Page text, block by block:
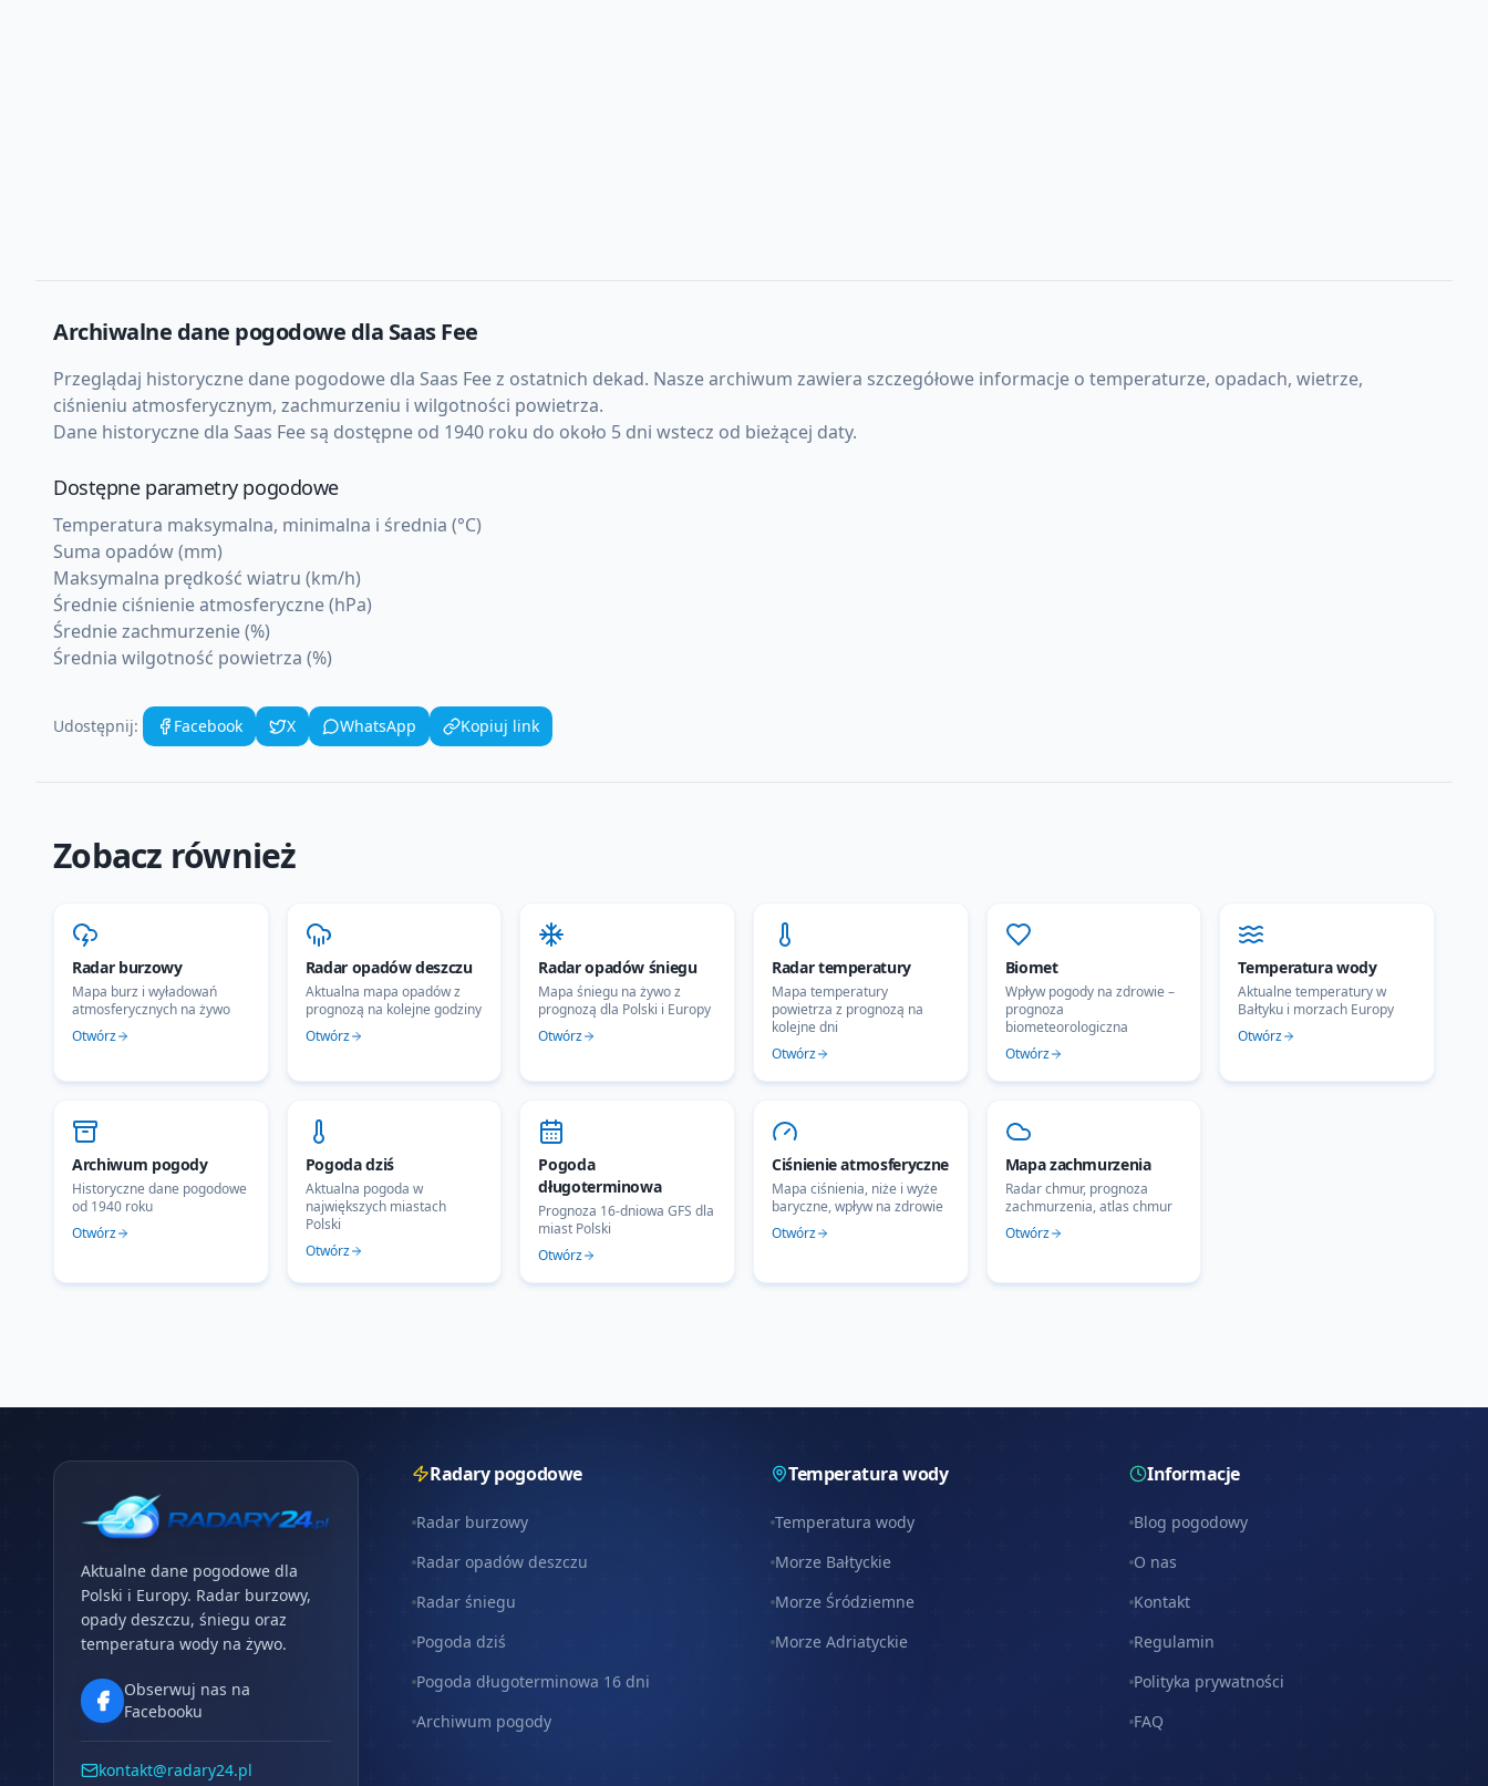
Archiwalne dane pogodowe dla Saas Fee
Przeglądaj historyczne dane pogodowe dla Saas Feez ostatnich dekad. Nasze archiwum zawiera szczegółowe informacje o temperaturze, opadach, wietrze,
ciśnieniu atmosferycznym, zachmurzeniu i wilgotności powietrza.
Dane historyczne dla Saas Fee są dostępne od 1940 roku do około 5 dni wstecz od bieżącej daty.
Dostępne parametry pogodowe
Temperatura maksymalna, minimalna i średnia (°C)
Suma opadów (mm)
Maksymalna prędkość wiatru (km/h)
Średnie ciśnienie atmosferyczne (hPa)
Średnie zachmurzenie (%)
Średnia wilgotność powietrza (%)
Udostępnij: Facebook X WhatsApp Kopiuj link
Zobacz również
Radar burzowy
Mapa burz i wyładowań
atmosferycznych na żywo
Otwórz
Radar opadów deszczu
Aktualna mapa opadów z
prognozą na kolejne godziny
Otwórz
Radar opadów śniegu
Mapa śniegu na żywo z
prognozą dla Polski i Europy
Otwórz
Radar temperatury
Mapa temperatury
powietrza z prognozą na
kolejne dni
Otwórz
Biomet
Wpływ pogody na zdrowie –
prognoza
biometeorologiczna
Otwórz
Temperatura wody
Aktualne temperatury w
Bałtyku i morzach Europy
Otwórz
Archiwum pogody
Historyczne dane pogodowe
od 1940 roku
Otwórz
Pogoda dziś
Aktualna pogoda w
największych miastach
Polski
Otwórz
Pogoda
długoterminowa
Prognoza 16-dniowa GFS dla
miast Polski
Otwórz
Ciśnienie atmosferyczne
Mapa ciśnienia, niże i wyże
baryczne, wpływ na zdrowie
Otwórz
Mapa zachmurzenia
Radar chmur, prognoza
zachmurzenia, atlas chmur
Otwórz
Aktualne dane pogodowe dla
Polski i Europy. Radar burzowy,
opady deszczu, śniegu oraz
temperatura wody na żywo.
Obserwuj nas na
Facebooku
kontakt@radary24.pl
Radary pogodowe
Radar burzowy
Radar opadów deszczu
Radar śniegu
Pogoda dziś
Pogoda długoterminowa 16 dni
Archiwum pogody
Temperatura wody
Temperatura wody
Morze Bałtyckie
Morze Śródziemne
Morze Adriatyckie
Informacje
Blog pogodowy
O nas
Kontakt
Regulamin
Polityka prywatności
FAQ